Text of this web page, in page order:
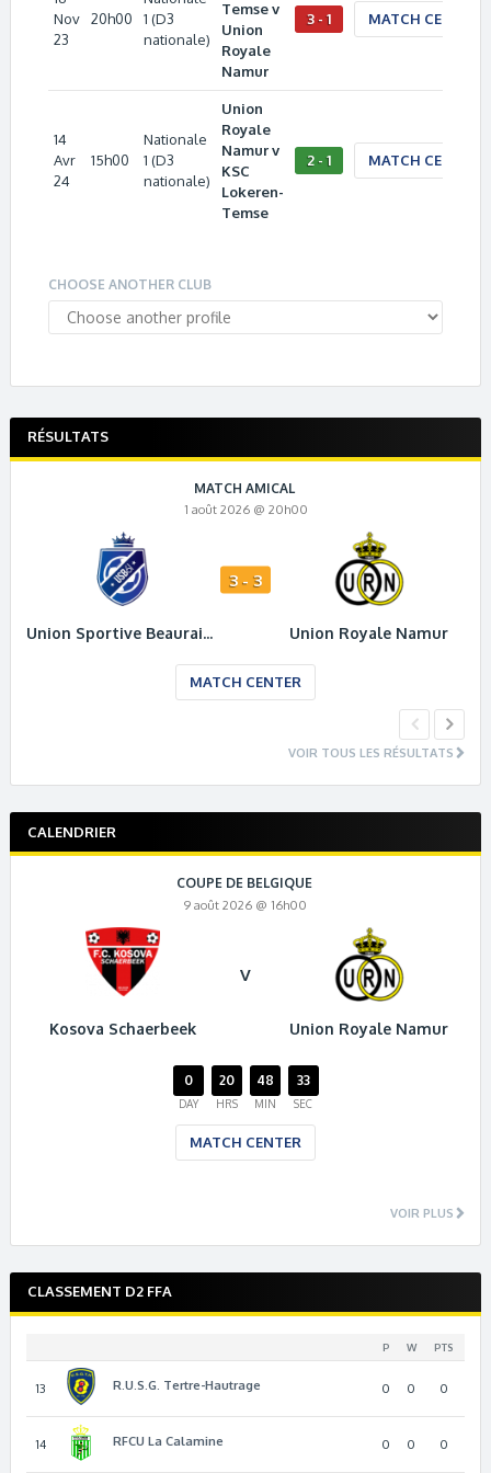
Nov
23
20h00
1 (D3
nationale)
Temse v
Union
Royale
Namur
3 - 1 MATCH CENTER
14
Avr
24
15h00
Nationale
1 (D3
nationale)
Union
Royale
Namur v
KSC
Lokeren-
Temse
2 - 1 MATCH CENTER
CHOOSE ANOTHER CLUB
RÉSULTATS
MATCH AMICAL
1 août 2026 @ 20h00
Union Sportive Beauraing 61
3 - 3
Union Royale Namur
MATCH CENTER
VOIR TOUS LES RÉSULTATS
CALENDRIER
COUPE DE BELGIQUE
9 août 2026 @ 16h00
Kosova Schaerbeek
V
Union Royale Namur
0
DAY
20
HRS
48
MIN
33
SEC
MATCH CENTER
VOIR PLUS
CLASSEMENT D2 FFA
P W PTS
13 R.U.S.G. Tertre-Hautrage 0 0 0
14 RFCU La Calamine 0 0 0